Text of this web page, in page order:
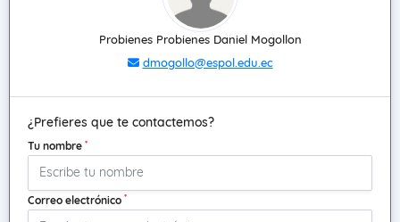
Probienes Probienes Daniel Mogollon
dmogollo@espol.edu.ec
¿Prefieres que te contactemos?
Tu nombre *
Correo electrónico *